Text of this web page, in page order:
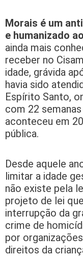
Morais é um
e humanizado
ainda mais
receber no
idade, grávida
havia sido
Espírito Santo,
com 22
aconteceu em
pública.
Desde aquele
limitar a idade
não existe pela
projeto de lei
interrupção da
crime de
por
direitos da